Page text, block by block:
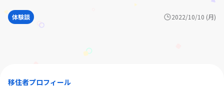
体験談 2022/10/10 (月)
移住者プロフィール